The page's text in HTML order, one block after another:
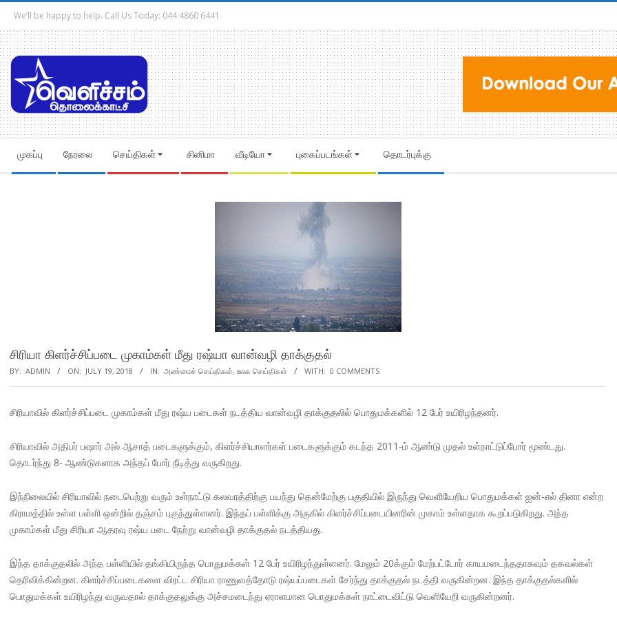
Skip
content
We’ll be happy to help. Call Us Today: 044 4860 6441
Navigation
Menu
முகப்பு நேரலை செய்திகள் சினிமா வீடியோ புகைப்படங்கள் தொடர்புக்கு
சிரியா கிளர்ச்சிப்படை முகாம்கள் மீது ரஷ்யா வான்வழி தாக்குதல்
BY: ADMIN ON: JULY 19, 2018 IN: அண்மைச் செய்திகள், உலக செய்திகள் WITH: 0 COMMENTS
சிரியாவில் கிளர்ச்சிப்படை முகாம்கள் மீது ரஷ்ய படைகள் நடத்திய வான்வழி தாக்குதலில் பொதுமக்களில் 12 பேர் உயிரிழந்தனர்.
சிரியாவில் அதிபர் பஷார் அல் ஆசாத் படைகளுக்கும், கிளர்ச்சியாளர்கள் படைகளுக்கும் கடந்த 2011-ம் ஆண்டு முதல் உள்நாட்டுப்போர் மூண்டது.
தொடர்ந்து 8- ஆண்டுகளாக அந்தப் போர் நீடித்து வருகிறது.
இந்நிலையில் சிரியாவில் நடைபெற்று வரும் உள்நாட்டு கலவரத்திற்கு பயந்து தென்மேற்கு பகுதியில் இருந்து வெளியேறிய பொதுமக்கள் ஐன்-எல் தினா என்ற
கிராமத்தில் உள்ள பள்ளி ஒன்றில் தஞ்சம் புகுந்துள்ளனர். இந்தப் பள்ளிக்கு அருகில் கிளர்ச்சிப்படையினரின் முகாம் உள்ளதாக கூறப்படுகிறது. அந்த
முகாம்கள் மீது சிரியா ஆதரவு ரஷ்ய படை நேற்று வான்வழி தாக்குதல் நடத்தியது.
இந்த தாக்குதலில் அந்த பள்ளியில் தங்கியிருந்த பொதுமக்கள் 12 பேர் உயிரிழந்துள்ளனர். மேலும் 20க்கும் மேற்பட்டோர் காயமடைந்ததாகவும் தகவல்கள்
தெரிவிக்கின்றன. கிளர்ச்சிப்படைகளை விரட்ட சிரியா ராணுவத்தோடு ரஷ்யப்படைகள் சேர்ந்து தாக்குதல் நடத்தி வருகின்றன. இந்த தாக்குதல்களில்
பொதுமக்கள் உயிரிழந்து வருவதால் தாக்குதலுக்கு அச்சமடைந்து ஏராளமான பொதுமக்கள் நாட்டைவிட்டு வெளியேறி வருகின்றனர்.